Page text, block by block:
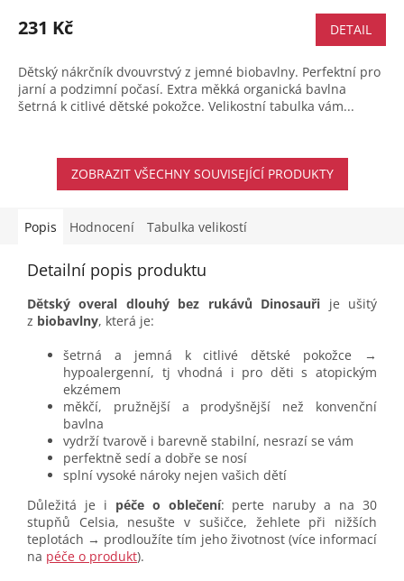
231 Kč DETAIL
Dětský nákrčník dvouvrstvý z jemné biobavlny. Perfektní pro
jarní a podzimní počasí. Extra měkká organická bavlna
šetrná k citlivé dětské pokožce. Velikostní tabulka vám...
ZOBRAZIT VŠECHNY SOUVISEJÍCÍ PRODUKTY
Popis Hodnocení Tabulka velikostí
Detailní popis produktu
Dětský overal dlouhý bez rukávů Dinosauři je ušitý
z biobavlny, která je:
šetrná a jemná k citlivé dětské pokožce →
hypoalergenní, tj vhodná i pro děti s atopickým
ekzémem
měkčí, pružnější a prodyšnější než konvenční
bavlna
vydrží tvarově i barevně stabilní, nesrazí se vám
perfektně sedí a dobře se nosí
splní vysoké nároky nejen vašich dětí
Důležitá je i péče o oblečení: perte naruby a na 30
stupňů Celsia, nesušte v sušičce, žehlete při nižších
teplotách → prodloužíte tím jeho životnost (více informací
na péče o produkt).